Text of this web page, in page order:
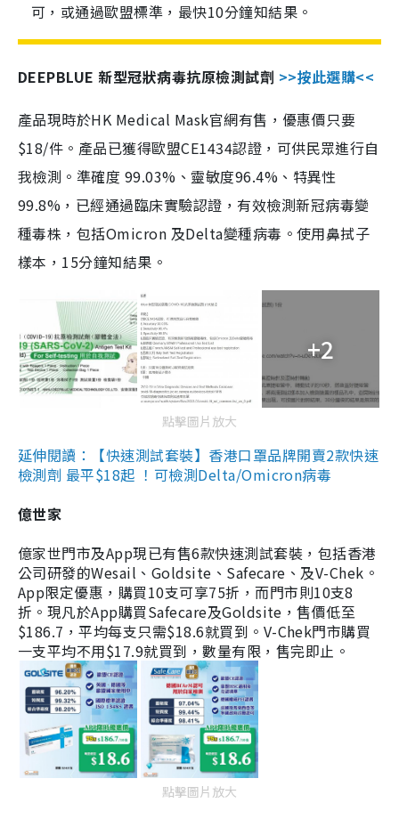
可，或通過歐盟標準，最快10分鐘知結果。
DEEPBLUE 新型冠狀病毒抗原檢測試劑 >>按此選購<<
產品現時於HK Medical Mask官網有售，優惠價只要
$18/件。產品已獲得歐盟CE1434認證，可供民眾進行自
我檢測。準確度 99.03%、靈敏度96.4%、特異性
99.8%，已經通過臨床實驗認證，有效檢測新冠病毒變
種毒株，包括Omicron 及Delta變種病毒。使用鼻拭子
樣本，15分鐘知結果。
+2
點擊圖片放大
延伸閱讀：【快速測試套裝】香港口罩品牌開賣2款快速
檢測劑 最平$18起 ！可檢測Delta/Omicron病毒
億世家
億家世門市及App現已有售6款快速測試套裝，包括香港
公司研發的Wesail、Goldsite、Safecare、及V-Chek。
App限定優惠，購買10支可享75折，而門市則10支8
折。現凡於App購買Safecare及Goldsite，售價低至
$186.7，平均每支只需$18.6就買到。V-Chek門市購買
一支平均不用$17.9就買到，數量有限，售完即止。
點擊圖片放大